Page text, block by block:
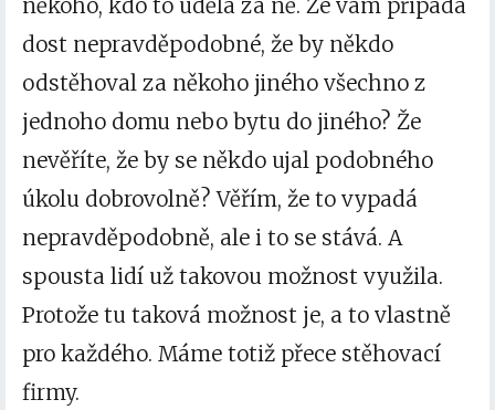
dost nepravděpodobné, že by někdo
odstěhoval za někoho jiného všechno z
jednoho domu nebo bytu do jiného? Že
nevěříte, že by se někdo ujal podobného
úkolu dobrovolně? Věřím, že to vypadá
nepravděpodobně, ale i to se stává. A
spousta lidí už takovou možnost využila.
Protože tu taková možnost je, a to vlastně
pro každého. Máme totiž přece stěhovací
firmy.